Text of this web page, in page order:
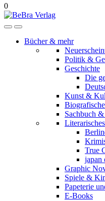
0
Bücher & mehr
Politik &
Geschichte
Die
Kunst &
Sachbuch
Literarisches
True
japan
Graphic
Spiele &
Papeterie
E-Books